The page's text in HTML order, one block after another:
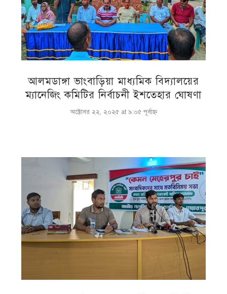
আলমডাঙ্গা ভাংবাড়িয়া মাধ্যমিক বিদ্যালয়ের
ম্যানেজিং কমিটির নির্বাচনী ইশতেহার ঘোষণা
অক্টোবর ২২, ২০২৫ at ৯:০৫ পূর্বাহ্ণ